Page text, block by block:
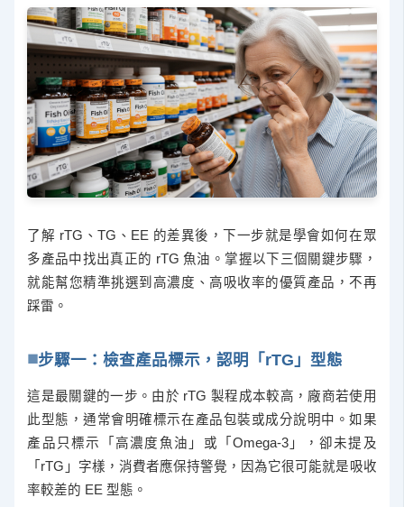
了解 rTG、TG、EE 的差異後，下一步就是學會如何在眾
多產品中找出真正的 rTG 魚油。掌握以下三個關鍵步驟，
就能幫您精準挑選到高濃度、高吸收率的優質產品，不再
踩雷。
步驟一：檢查產品標示，認明「rTG」型態
這是最關鍵的一步。由於 rTG 製程成本較高，廠商若使用
此型態，通常會明確標示在產品包裝或成分說明中。如果
產品只標示「高濃度魚油」或「Omega-3」，卻未提及
「rTG」字樣，消費者應保持警覺，因為它很可能就是吸收
率較差的 EE 型態。